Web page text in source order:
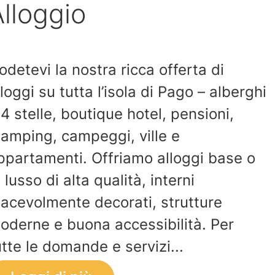
la nostra ricca offerta di
su tutta l’isola di Pago – alberghi
stelle, boutique hotel, pensioni,
campeggi, ville e
Offriamo alloggi base o
lusso di alta qualità, interni
decorati, strutture
e buona accessibilità. Per
le domande e servizi...